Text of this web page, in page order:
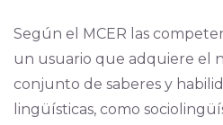
Según el MCER las
un usuario que adquiere el
conjunto de saberes y
lingüísticas, como